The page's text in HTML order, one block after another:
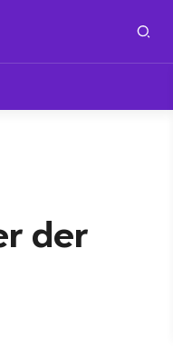
der